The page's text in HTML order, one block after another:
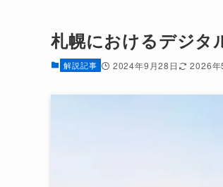
札幌におけるデジタ
解説記事 2024年9月28日 2026年